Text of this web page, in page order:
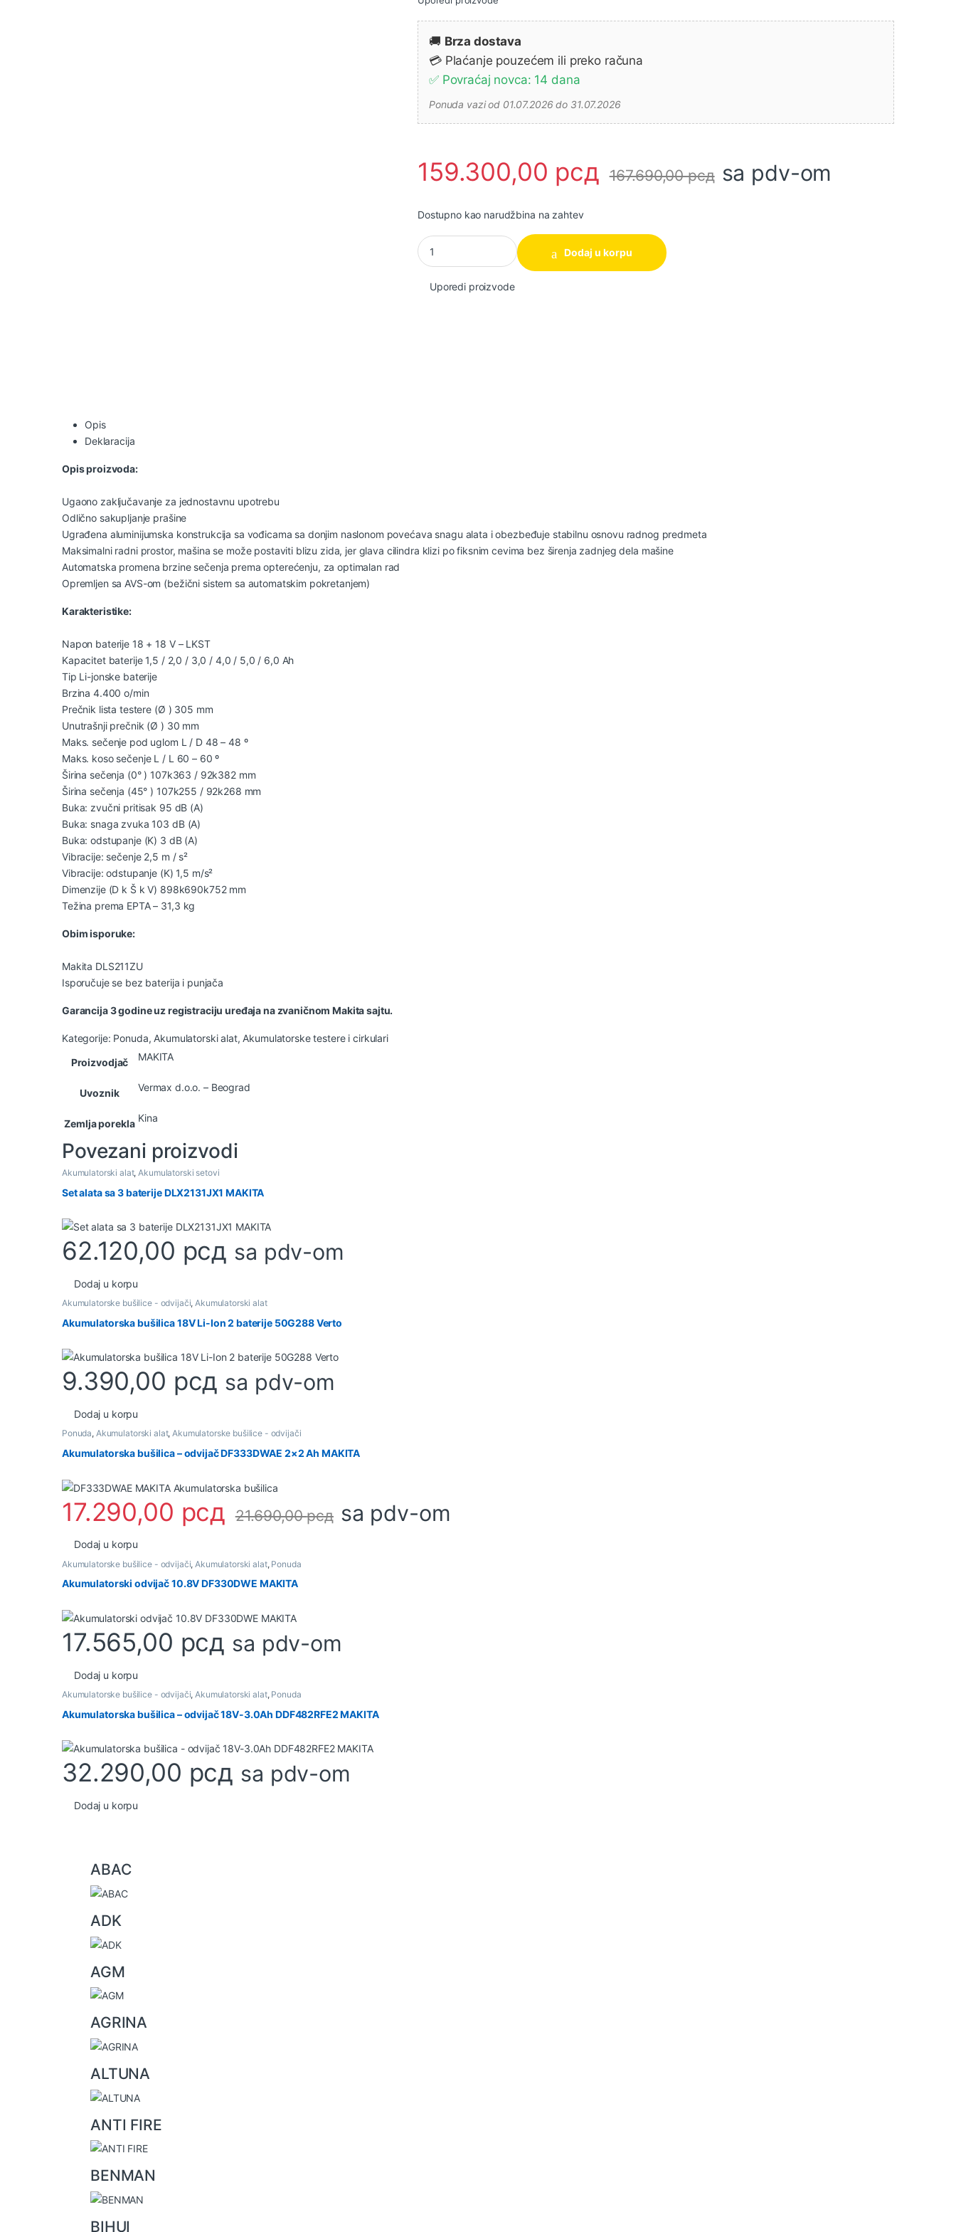
🚚 Brza dostava
💳 Plaćanje pouzećem ili preko računa
✅ Povraćaj novca: 14 dana
Ponuda vazi od 01.07.2026 do 31.07.2026
159.300,00 рсд 167.690,00рсд sa pdv-om
Dostupno kao narudžbina na zahtev
Makita DLS211ZU Akumulatorska testera za koso sečenje količina
Dodaj u korpu
Uporedi proizvode
Opis
Deklaracija
Opis proizvoda:
Ugaono zaključavanje za jednostavnu upotrebu
Odlično sakupljanje prašine
Ugrađena aluminijumska konstrukcija sa vođicama sa donjim naslonom povećava snagu alata i obezbeđuje stabilnu osnovu radnog predmeta
Maksimalni radni prostor, mašina se može postaviti blizu zida, jer glava cilindra klizi po fiksnim cevima bez širenja zadnjeg dela mašine
Automatska promena brzine sečenja prema opterećenju, za optimalan rad
Opremljen sa AVS-om (bežični sistem sa automatskim pokretanjem)
Karakteristike:
Napon baterije 18 + 18 V – LKST
Kapacitet baterije 1,5 / 2,0 / 3,0 / 4,0 / 5,0 / 6,0 Ah
Tip Li-jonske baterije
Brzina 4.400 o/min
Prečnik lista testere (Ø ) 305 mm
Unutrašnji prečnik (Ø ) 30 mm
Maks. sečenje pod uglom L / D 48 – 48 º
Maks. koso sečenje L / L 60 – 60 º
Širina sečenja (0° ) 107k363 / 92k382 mm
Širina sečenja (45° ) 107k255 / 92k268 mm
Buka: zvučni pritisak 95 dB (A)
Buka: snaga zvuka 103 dB (A)
Buka: odstupanje (K) 3 dB (A)
Vibracije: sečenje 2,5 m / s²
Vibracije: odstupanje (K) 1,5 m/s²
Dimenzije (D k Š k V) 898k690k752 mm
Težina prema EPTA – 31,3 kg
Obim isporuke:
Makita DLS211ZU
Isporučuje se bez baterija i punjača
Garancija 3 godine uz registraciju uređaja na zvaničnom Makita sajtu.
Kategorije: Ponuda, Akumulatorski alat, Akumulatorske testere i cirkulari
Proizvodjač
MAKITA
Uvoznik Vermax d.o.o. – Beograd
Zemlja porekla Kina
Povezani proizvodi
Akumulatorski alat, Akumulatorski setovi
Set alata sa 3 baterije DLX2131JX1 MAKITA
62.120,00 рсд sa pdv-om
Dodaj u korpu
Akumulatorske bušilice - odvijači,Akumulatorski alat
Akumulatorska bušilica 18V Li-Ion 2 baterije 50G288 Verto
9.390,00 рсд sa pdv-om
Dodaj u korpu
Ponuda, Akumulatorski alat,Akumulatorske bušilice - odvijači
Akumulatorska bušilica – odvijač DF333DWAE 2×2 Ah MAKITA
17.290,00 рсд 21.690,00рсд sa pdv-om
Dodaj u korpu
Akumulatorske bušilice - odvijači, Akumulatorski alat, Ponuda
Akumulatorski odvijač 10.8V DF330DWE MAKITA
17.565,00 рсд sa pdv-om
Dodaj u korpu
Akumulatorske bušilice - odvijači,Akumulatorski alat, Ponuda
Akumulatorska bušilica – odvijač 18V-3.0Ah DDF482RFE2 MAKITA
32.290,00 рсд sa pdv-om
Dodaj u korpu
ABAC
ADK
AGM
AGRINA
ALTUNA
ANTI FIRE
BENMAN
BIHUI